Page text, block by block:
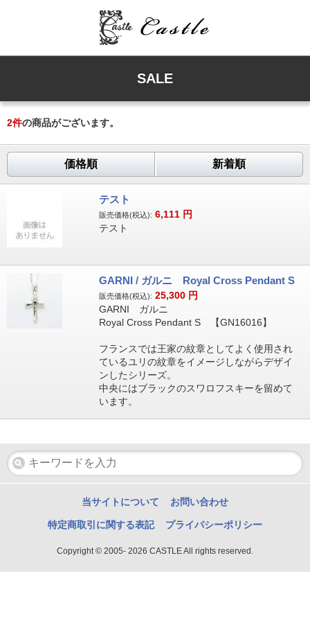
SALE
2件の商品がございます。
価格順 新着順
テスト
販売価格(税込): 6,111 円
テスト
GARNI / ガルニ Royal Cross Pendant S
販売価格(税込): 25,300 円
GARNI ガルニ
Royal Cross Pendant S 【GN16016】
フランスでは王家の紋章としてよく使用され
ているユリの紋章をイメージしながらデザイ
ンしたシリーズ。
中央にはブラックのスワロフスキーを留めて
います。
当サイトについて お問い合わせ
特定商取引に関する表記 プライバシーポリシー
Copyright © 2005- 2026 CASTLE All rights reserved.